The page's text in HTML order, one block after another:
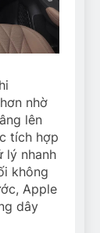
nhờ
lên
tích hợp
lý nhanh
không
Apple
dây